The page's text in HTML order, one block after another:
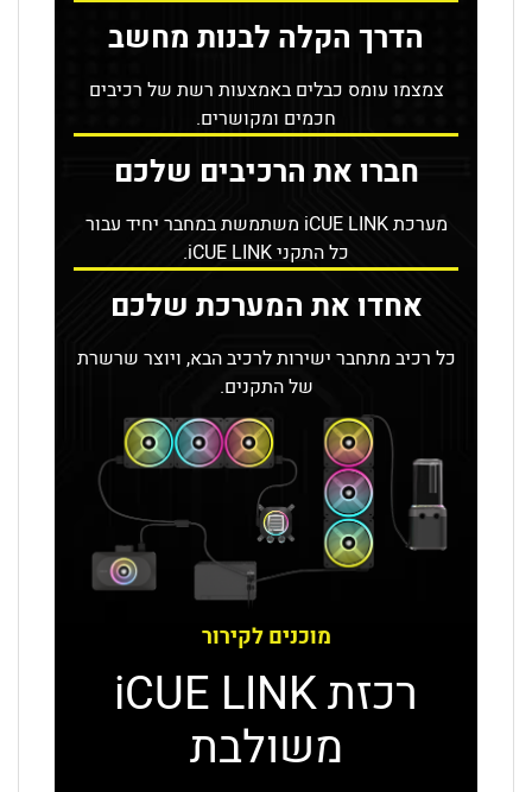
הדרך הקלה לבנות מחשב
צמצמו עומס כבלים באמצעות רשת של רכיבים
חכמים ומקושרים.
חברו את הרכיבים שלכם
מערכת iCUE LINK משתמשת במחבר יחיד עבור
כל התקני iCUE LINK.
אחדו את המערכת שלכם
כל רכיב מתחבר ישירות לרכיב הבא, ויוצר שרשרת
של התקנים.
מוכנים לקירור
רכזת iCUE LINK
משולבת